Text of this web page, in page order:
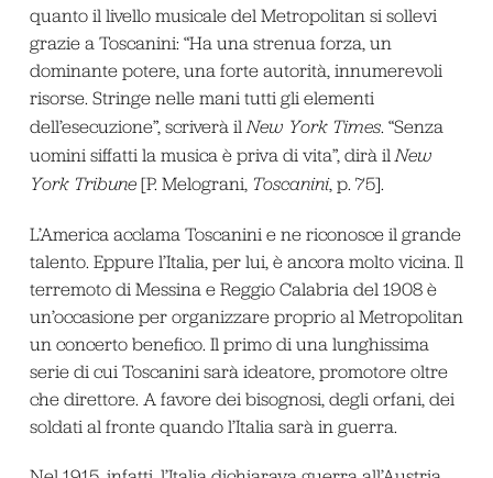
quanto il livello musicale del Metropolitan si sollevi
grazie a Toscanini: “Ha una strenua forza, un
dominante potere, una forte autorità, innumerevoli
risorse. Stringe nelle mani tutti gli elementi
dell’esecuzione”, scriverà ilNew York Times. “Senza
uomini siffatti la musica è priva di vita”, dirà ilNew
York Tribune[P. Melograni, Toscanini, p. 75].
L’America acclama Toscanini e ne riconosce il grande
talento. Eppure l’Italia, per lui, è ancora molto vicina. Il
terremoto di Messina e Reggio Calabria del 1908 è
un’occasione per organizzare proprio al Metropolitan
un concerto benefico. Il primo di una lunghissima
serie di cui Toscanini sarà ideatore, promotore oltre
che direttore. A favore dei bisognosi, degli orfani, dei
soldati al fronte quando l’Italia sarà in guerra.